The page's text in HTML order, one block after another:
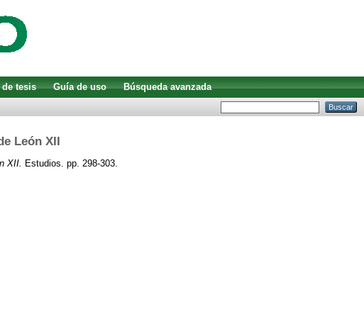
tesis Guía de uso
Búsqueda avanzada
León XII
XII. Estudios. pp. 298-303.